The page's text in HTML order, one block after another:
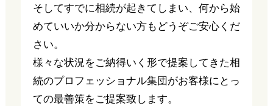
そしてすでに相続が起きてしまい、何から始
めていいか分からない方もどうぞご安心くだ
さい。
様々な状況をご納得いく形で提案してきた相
続のプロフェッショナル集団がお客様にとっ
ての最善策をご提案致します。